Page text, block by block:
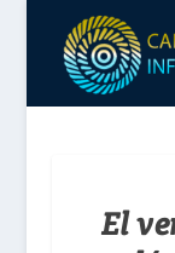
El